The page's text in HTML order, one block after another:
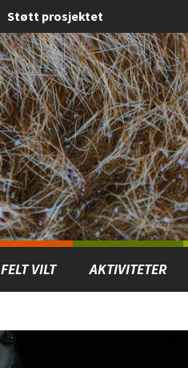
Støtt prosjektet
FELT VILT AKTIVITETER